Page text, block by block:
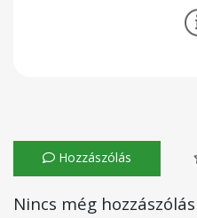
Hozzászólás
Nincs még